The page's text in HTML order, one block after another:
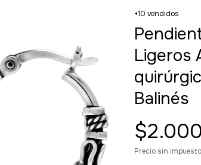
+10 vendidos
Ligeros
Balinés
Precio sin